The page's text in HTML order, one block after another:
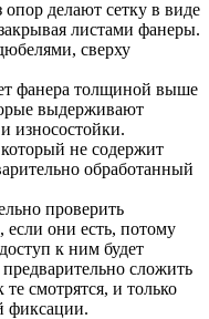
делают сетку в виде
листами фанеры.
сверху
фанера толщиной выше
выдерживают
износостойки.
не содержит
обработанный
проверить
они есть, потому
к ним будет
сложить
смотрятся, и только
фиксации.